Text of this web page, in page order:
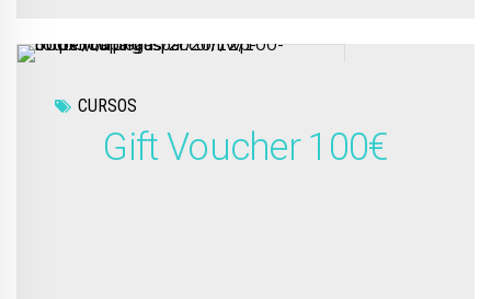
CURSOS
Gift Voucher 100€